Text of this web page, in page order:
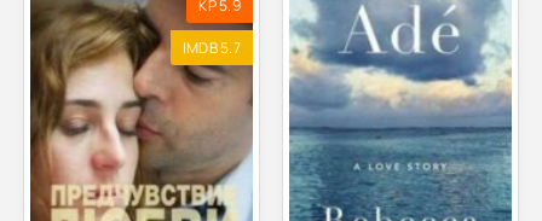
KP 5.9
IMDB 5.7